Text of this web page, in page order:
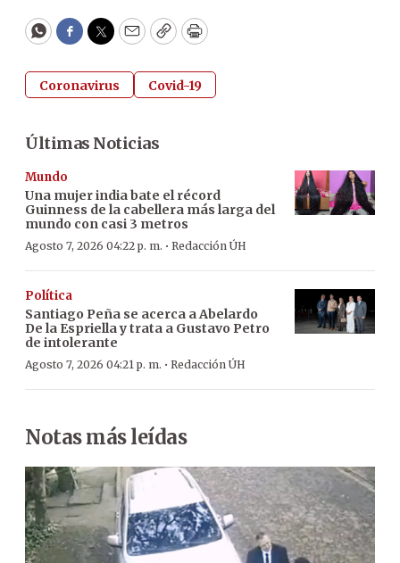
WhatsApp
Facebook
Twitter
EmailCopyPrint
Coronavirus Covid-19
Últimas Noticias
Mundo
Una mujer india bate el récord
Guinness de la cabellera más larga del
mundo con casi 3 metros
Agosto 7, 2026 04:22 p. m. · Redacción ÚH
Política
Santiago Peña se acerca a Abelardo
De la Espriella y trata a Gustavo Petro
de intolerante
Agosto 7, 2026 04:21 p. m. · Redacción ÚH
Notas más leídas